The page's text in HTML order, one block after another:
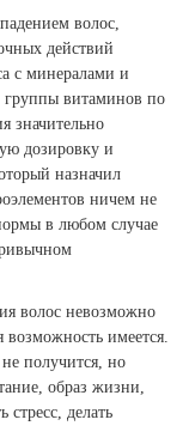
волос,
действий
с минералами и
витаминов по
значительно
дозировку и
назначил
ничем не
в любом случае
волос невозможно
имеется.
получится, но
образ жизни,
стресс, делать